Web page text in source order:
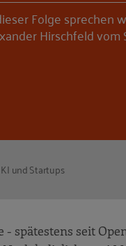
Folge sprechen
Hirschfeld vom
KI und Startups
spätestens seit